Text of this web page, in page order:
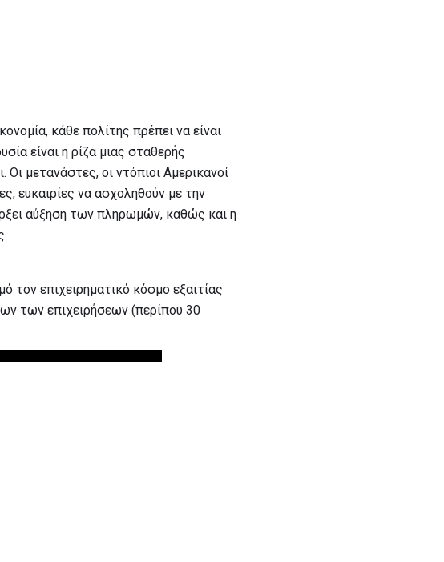
κάθε πολίτης πρέπει να είναι
είναι η ρίζα μιας σταθερής
μετανάστες, οι ντόπιοι Αμερικανοί
ευκαιρίες να ασχοληθούν με την
αύξηση των πληρωμών, καθώς και η
τον επιχειρηματικό κόσμο εξαιτίας
των επιχειρήσεων (περίπου 30